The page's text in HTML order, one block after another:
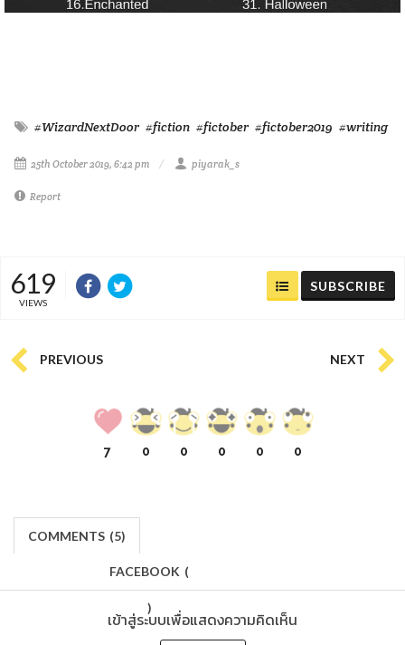
#WizardNextDoor #fiction #fictober #fictober2019 #writing
25th October 2019, 6:42 pm piyarak_s
Report
619
VIEWS
SUBSCRIBE
PREVIOUS NEXT
7 0 0 0 0 0
COMMENTS (5)
FACEBOOK (
)
เข้าสู่ระบบเพื่อแสดงความคิดเห็น